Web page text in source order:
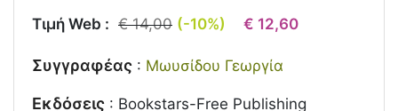
Τιμή Web : € 14,00 (-10%) € 12,60
Συγγραφέας : Μωυσίδου Γεωργία
Εκδόσεις : Bookstars-Free Publishing